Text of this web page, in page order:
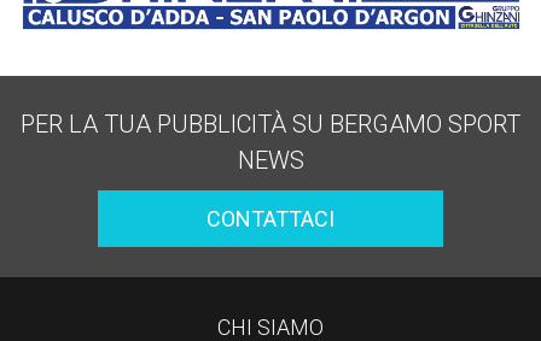
PER LA TUA PUBBLICITÀ SU BERGAMO SPORT
NEWS
CONTATTACI
CHI SIAMO